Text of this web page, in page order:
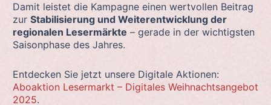
Damit leistet die Kampagne einen wertvollen Beitrag
zur Stabilisierung und Weiterentwicklung der
regionalen Lesermärkte – gerade in der wichtigsten
Saisonphase des Jahres.
Entdecken Sie jetzt unsere Digitale Aktionen:
Aboaktion Lesermarkt – Digitales Weihnachtsangebot
2025.